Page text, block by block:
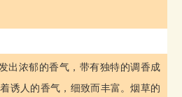
出浓郁的香气，带有独特的调香成
诱人的香气，细致而丰富。烟草的